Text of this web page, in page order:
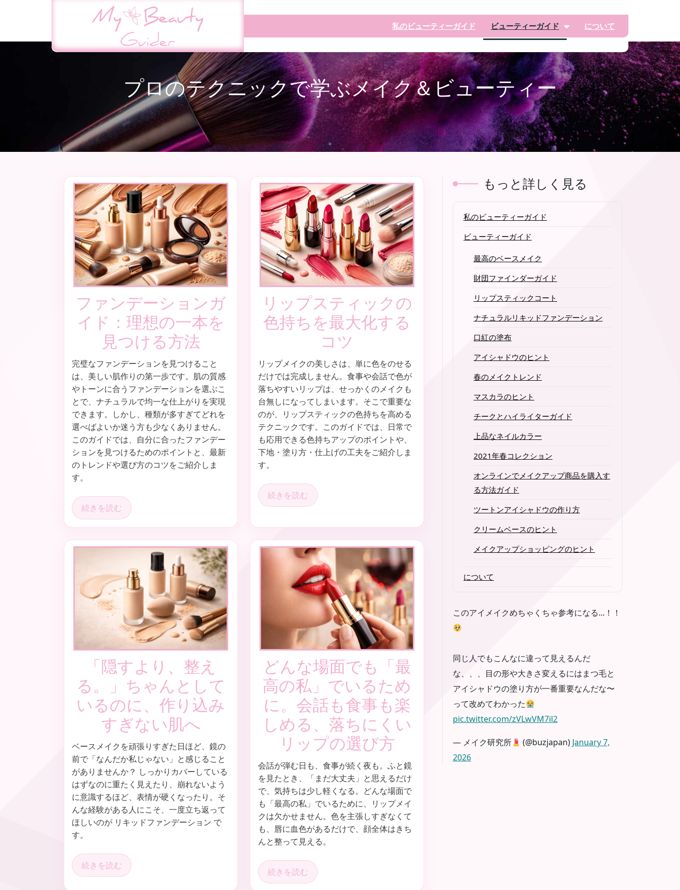
私のビューティーガイド ビューティーガイド について
プロのテクニックで学ぶメイク＆ビューティー
ファンデーションガ
イド：理想の一本を
見つける方法
完璧なファンデーションを見つけること
は、美しい肌作りの第一歩です。肌の質感
やトーンに合うファンデーションを選ぶこ
とで、ナチュラルで均一な仕上がりを実現
できます。しかし、種類が多すぎてどれを
選べばよいか迷う方も少なくありません。
このガイドでは、自分に合ったファンデー
ションを見つけるためのポイントと、最新
のトレンドや選び方のコツをご紹介しま
す。
続きを読む
リップスティックの
色持ちを最大化する
コツ
リップメイクの美しさは、単に色をのせる
だけでは完成しません。食事や会話で色が
落ちやすいリップは、せっかくのメイクも
台無しになってしまいます。そこで重要な
のが、リップスティックの色持ちを高める
テクニックです。このガイドでは、日常で
も応用できる色持ちアップのポイントや、
下地・塗り方・仕上げの工夫をご紹介しま
す。
続きを読む
「隠すより、整え
る。」ちゃんとして
いるのに、作り込み
すぎない肌へ
ベースメイクを頑張りすぎた日ほど、鏡の
前で「なんだか私じゃない」と感じること
がありませんか？ しっかりカバーしている
はずなのに重たく見えたり、崩れないよう
に意識するほど、表情が硬くなったり。そ
んな経験がある人にこそ、一度立ち返って
ほしいのが リキッドファンデーション で
す。
続きを読む
どんな場面でも「最
高の私」でいるため
に。会話も食事も楽
しめる、落ちにくい
リップの選び方
会話が弾む日も、食事が続く夜も。ふと鏡
を見たとき、「まだ大丈夫」と思えるだけ
で、気持ちは少し軽くなる。どんな場面で
も「最高の私」でいるために、リップメイ
クは欠かせません。色を主張しすぎなくて
も、唇に血色があるだけで、顔全体はきち
んと整って見える。
続きを読む
もっと詳しく見る
私のビューティーガイド
ビューティーガイド
最高のベースメイク
財団ファインダーガイド
リップスティックコート
ナチュラルリキッドファンデーション
口紅の塗布
アイシャドウのヒント
春のメイクトレンド
マスカラのヒント
チークとハイライターガイド
上品なネイルカラー
2021年春コレクション
オンラインでメイクアップ商品を購入す
る方法ガイド
ツートンアイシャドウの作り方
クリームベースのヒント
メイクアップショッピングのヒント
について
このアイメイクめちゃくちゃ参考になる...！！
同じ人でもこんなに違って見えるんだ
な、、、目の形や大きさ変えるにはまつ毛と
アイシャドウの塗り方が一番重要なんだな〜
って改めてわかった
pic.twitter.com/zVLwVM7il2
— メイク研究所 (@buzjapan) January 7,
2026